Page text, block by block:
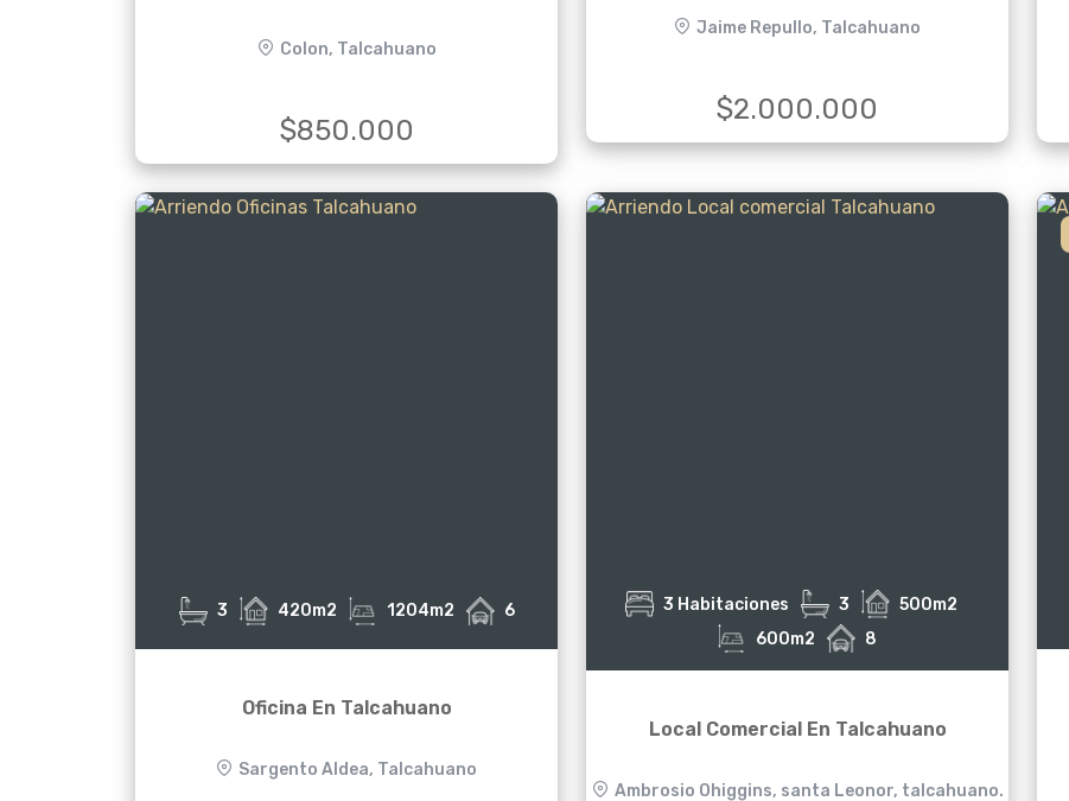
Colon, Talcahuano
$850.000
Jaime Repullo, Talcahuano
$2.000.000
3 420m2 1204m2 6
Oficina En Talcahuano
Sargento Aldea, Talcahuano
3 Habitaciones 3
500m2
600m2
8
Local Comercial En Talcahuano
Ambrosio Ohiggins, santa Leonor, talcahuano.